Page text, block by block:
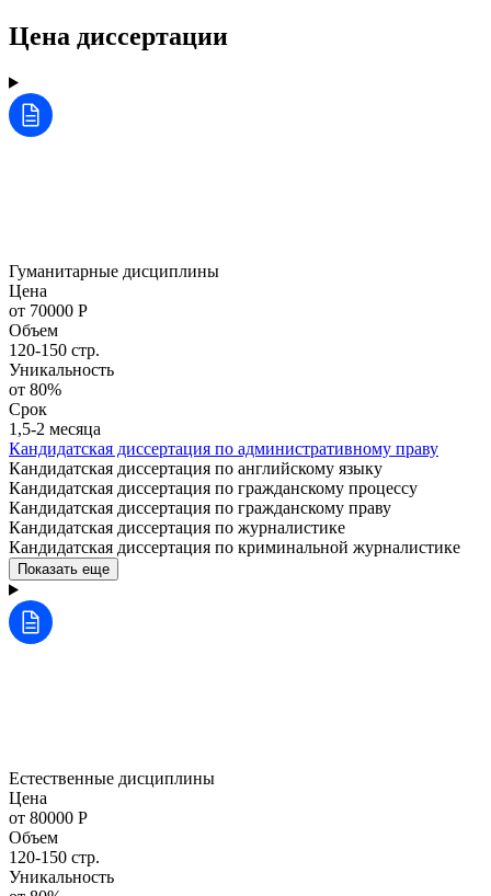
Цена диссертации
Гуманитарные дисциплины
Цена
от 70000 Р
Объем
120-150 стр.
Уникальность
от 80%
Срок
1,5-2 месяца
Кандидатская диссертация по административному праву
Кандидатская диссертация по английскому языку
Кандидатская диссертация по гражданскому процессу
Кандидатская диссертация по гражданскому праву
Кандидатская диссертация по журналистике
Кандидатская диссертация по криминальной журналистике
Показать еще
Естественные дисциплины
Цена
от 80000 Р
Объем
120-150 стр.
Уникальность